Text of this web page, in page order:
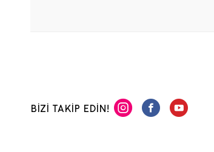
BİZİ TAKİP EDİN!